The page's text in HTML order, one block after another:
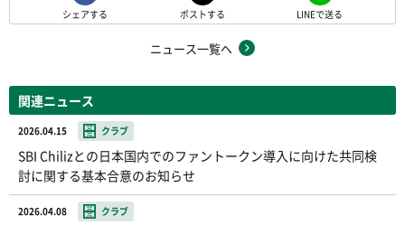
シェアする ポストする LINEで送る
ニュース一覧へ
関連ニュース
2026.04.15 クラブ
SBI Chilizとの日本国内でのファントークン導入に向けた共同検
討に関する基本合意のお知らせ
2026.04.08 クラブ